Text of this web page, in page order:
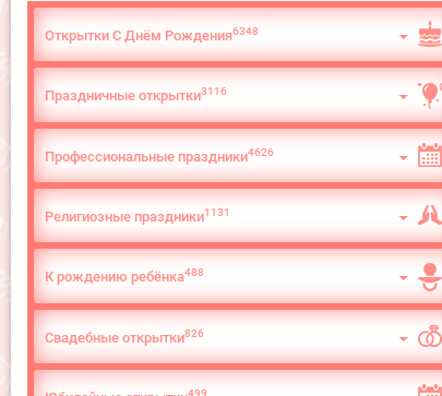
Открытки С Днём Рождения6348
Праздничные открытки3116
Профессиональные праздники4626
Религиозные праздники1131
К рождению ребёнка488
Свадебные открытки826
499